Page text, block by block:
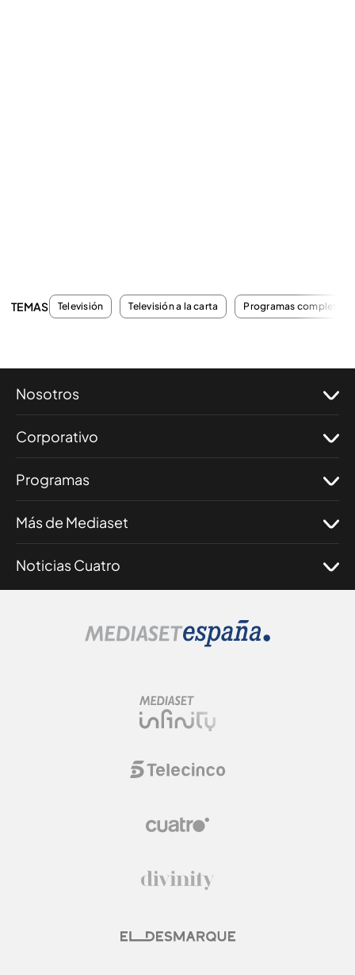
TEMAS Televisión Televisión a la carta Programas completos
Nosotros
Corporativo
Programas
Más de Mediaset
Noticias Cuatro